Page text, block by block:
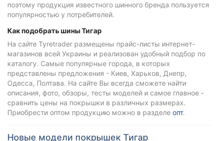
поэтому продукция известного шинного бренда пользуется
популярностью у потребителей.
Как подобрать шины Тигар
На сайте Tyretrader размещены прайс-листы интернет-
магазинов всей Украины и реализован удобный подбор по
каталогу. Самые популярные города, в которых
представлены предложения - Киев, Харьков, Днепр,
Одесса, Полтава. На сайте Вы всегда сможете найти
описания, фото, обзоры, тесты моделей и самое главное -
сравнить цены на покрышки в различных размерах.
Приобрести оптом продукцию можно в разделе опт.
Новые модели покрышек Тигар